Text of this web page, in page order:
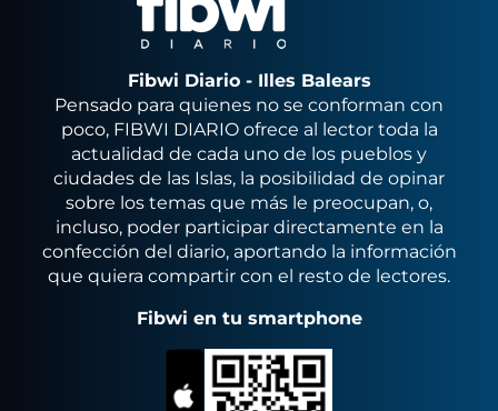
Fibwi Diario - Illes Balears
Pensado para quienes no se conforman con
poco, FIBWI DIARIO ofrece al lector toda la
actualidad de cada uno de los pueblos y
ciudades de las Islas, la posibilidad de opinar
sobre los temas que más le preocupan, o,
incluso, poder participar directamente en la
confección del diario, aportando la información
que quiera compartir con el resto de lectores.
Fibwi en tu smartphone